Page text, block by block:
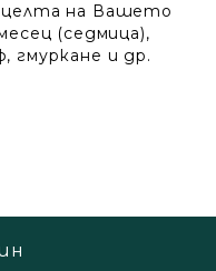
целта на Вашето
(седмица),
гмуркане и др.